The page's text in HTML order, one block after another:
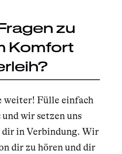
zu
Komfort
weiter! Fülle einfach
wir setzen uns
in Verbindung. Wir
dir zu hören und dir